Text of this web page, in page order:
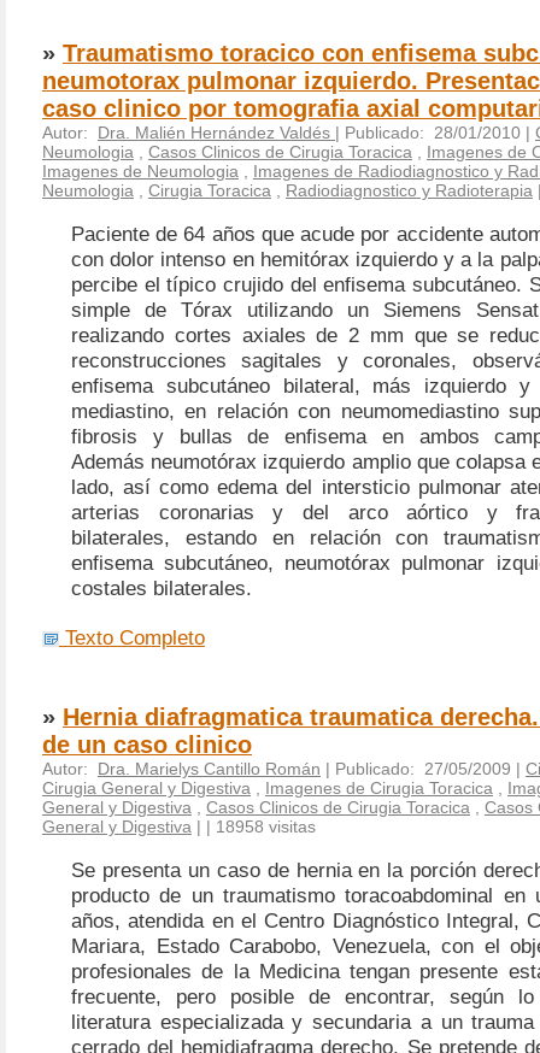
» Traumatismo toracico con enfisema
neumotorax pulmonar izquierdo.
caso clinico por tomografia axial
Autor: Dra. Malién Hernández Valdés | Publicado: 28/01/2010 |
Neumologia , Casos Clinicos de Cirugia Toracica , Imagenes de
Imagenes de Neumologia , Imagenes de Radiodiagnostico y
Neumologia , Cirugia Toracica , Radiodiagnostico y Radioterapia
Paciente de 64 años que acude por accidente
con dolor intenso en hemitórax izquierdo y a la
percibe el típico crujido del enfisema subcutáneo.
simple de Tórax utilizando un Siemens
realizando cortes axiales de 2 mm que se
reconstrucciones sagitales y coronales,
enfisema subcutáneo bilateral, más izquierdo
mediastino, en relación con neumomediastino
fibrosis y bullas de enfisema en ambos
Además neumotórax izquierdo amplio que colapsa
lado, así como edema del intersticio pulmonar
arterias coronarias y del arco aórtico y
bilaterales, estando en relación con
enfisema subcutáneo, neumotórax pulmonar
costales bilaterales.
Texto Completo
» Hernia diafragmatica traumatica
de un caso clinico
Autor: Dra. Marielys Cantillo Román | Publicado: 27/05/2009 |
Cirugia General y Digestiva , Imagenes de Cirugia Toracica ,
General y Digestiva , Casos Clinicos de Cirugia Toracica , Casos
General y Digestiva | | 18958 visitas
Se presenta un caso de hernia en la porción
producto de un traumatismo toracoabdominal en
años, atendida en el Centro Diagnóstico Integral,
Mariara, Estado Carabobo, Venezuela, con el
profesionales de la Medicina tengan presente
frecuente, pero posible de encontrar, según
literatura especializada y secundaria a un trauma
cerrado del hemidiafragma derecho. Se pretende